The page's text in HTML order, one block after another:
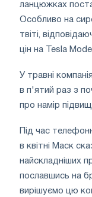
ланцюжках
Особливо на
твіті,
цін на Tesla
У травні
в п'ятий раз з
про намір
Під час
в квітні Маск
найскладніших
пославшись на
вирішуємо цю